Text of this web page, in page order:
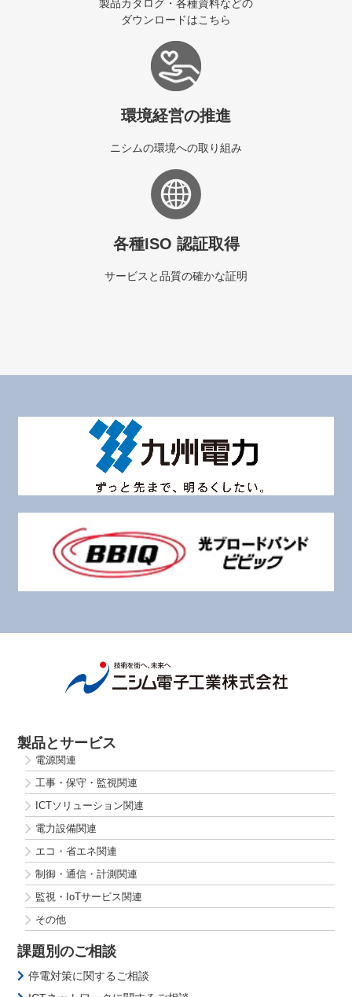
製品カタログ・各種資料などの
ダウンロードはこちら
環境経営の推進
ニシムの環境への取り組み
各種ISO 認証取得
サービスと品質の確かな証明
製品とサービス
電源関連
工事・保守・監視関連
ICTソリューション関連
電力設備関連
エコ・省エネ関連
制御・通信・計測関連
監視・IoTサービス関連
その他
課題別のご相談
停電対策に関するご相談